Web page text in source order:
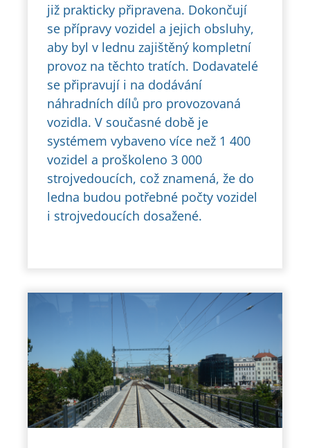
již prakticky připravena. Dokončují
se přípravy vozidel a jejich obsluhy,
aby byl v lednu zajištěný kompletní
provoz na těchto tratích. Dodavatelé
se připravují i na dodávání
náhradních dílů pro provozovaná
vozidla. V současné době je
systémem vybaveno více než 1 400
vozidel a proškoleno 3 000
strojvedoucích, což znamená, že do
ledna budou potřebné počty vozidel
i strojvedoucích dosažené.